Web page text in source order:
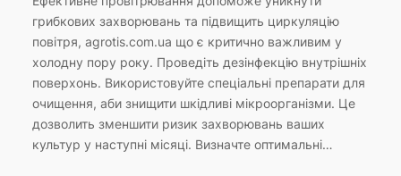
грибкових захворювань та підвищить циркуляцію
повітря, agrotis.com.ua що є критично важливим у
холодну пору року. Проведіть дезінфекцію внутрішніх
поверхонь. Використовуйте спеціальні препарати для
очищення, аби знищити шкідливі мікроорганізми. Це
дозволить зменшити ризик захворювань ваших
культур у наступні місяці. Визначте оптимальні…